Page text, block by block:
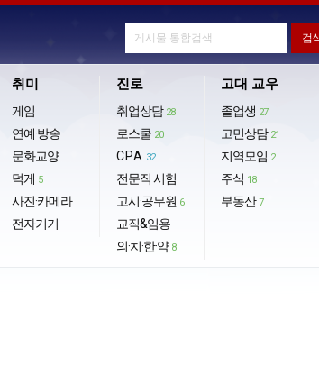
취미
게임
연예·방송
문화교양
덕게 5
사진·카메라
전자기기
진로
취업상담 28
로스쿨 20
CPA 32
전문직 시험
고시·공무원 6
교직&임용
의·치·한·약 8
고대 교우
졸업생 27
고민상담 21
지역모임 2
주식 18
부동산 7